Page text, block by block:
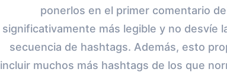
ponerlos en el primer comentario
significativamente más legible y no desvíe
secuencia de hashtags. Además, esto
incluir muchos más hashtags de los que